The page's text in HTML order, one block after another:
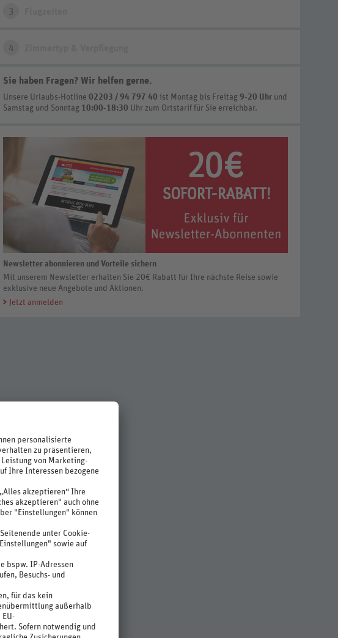
3
4
Sie haben Fragen? Wir helfen gerne.
Unsere Urlaubs-Hotline 02203 / 94 797 40 ist Montag bis Freitag 9-20 Uhr und
Samstag und Sonntag 10:00-18:30 Uhr zum Ortstarif für Sie erreichbar.
Newsletter abonnieren und Vorteile sichern
Mit unserem Newsletter erhalten Sie 20€ Rabatt für Ihre nächste Reise sowie
exklusive neue Angebote und Aktionen.
Jetzt anmelden